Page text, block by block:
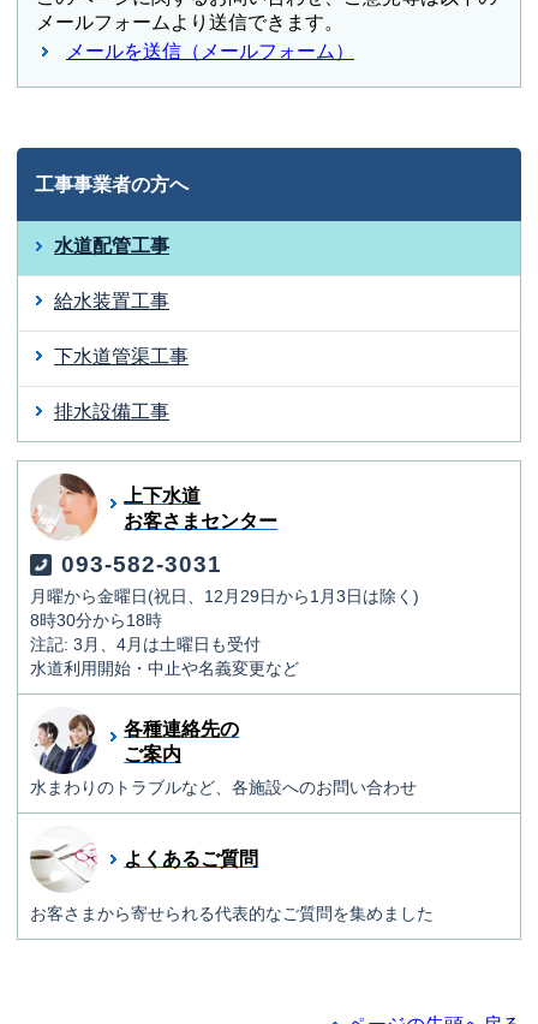
メールフォームより送信できます。
メールを送信（メールフォーム）
工事事業者の方へ
水道配管工事
給水装置工事
下水道管渠工事
排水設備工事
上下水道
お客さまセンター
093-582-3031
月曜から金曜日(祝日、12月29日から1月3日は除く)
8時30分から18時
注記: 3月、4月は土曜日も受付
水道利用開始・中止や名義変更など
各種連絡先の
ご案内
水まわりのトラブルなど、各施設へのお問い合わせ
よくあるご質問
お客さまから寄せられる代表的なご質問を集めました